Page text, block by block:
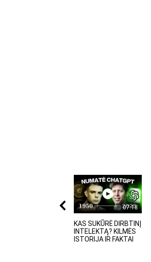
07:18
KAS SUKŪRĖ DIRBTINĮ
INTELEKTĄ? KILMĖS
ISTORIJA IR FAKTAI